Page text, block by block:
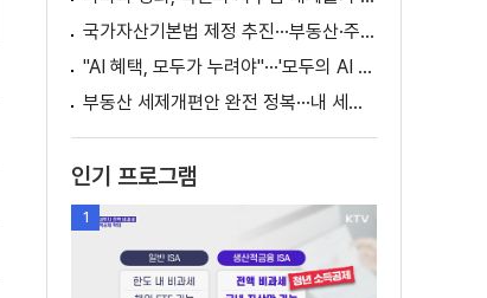
국가자산기본법 제정 추진···부동산·주식 등 통합 관리
"AI 혜택, 모두가 누려야"···'모두의 AI 성장사다리' 출범
부동산 세제개편안 완전 정복···내 세금 어떻게 달라지나? [K-정책 사용법]
인기 프로그램
1